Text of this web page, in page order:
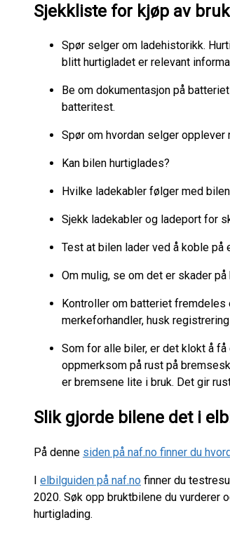
Sjekkliste for kjøp av
Spør selger om ladehistorikk.
blitt hurtigladet er relevant
Be om dokumentasjon på
batteritest.
Spør om hvordan selger
Kan bilen hurtiglades?
Hvilke ladekabler følger med
Sjekk ladekabler og ladeport for
Test at bilen lader ved å koble
Om mulig, se om det er skader
Kontroller om batteriet fremdeles
merkeforhandler, husk
Som for alle biler, er det klokt å
oppmerksom på rust på
er bremsene lite i bruk. Det gir
Slik gjorde bilene det i
På denne siden på naf.no finner du
elbilguiden på naf.no finner du
2020. Søk opp bruktbilene du vurderer
hurtiglading.